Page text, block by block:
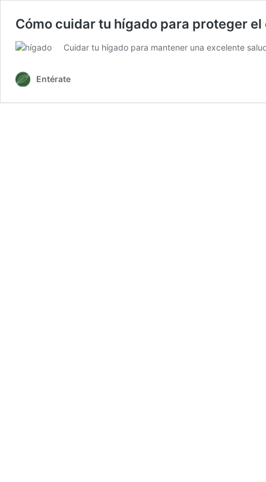
Cómo cuidar tu hígado para proteger
Cuidar tu hígado para mantener una excelente
Entérate